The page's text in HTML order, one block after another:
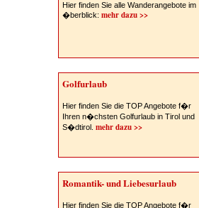
Hier finden Sie alle Wanderangebote im
�berblick: mehr dazu >>
Golfurlaub
Hier finden Sie die TOP Angebote f�r
Ihren n�chsten Golfurlaub in Tirol und
S�dtirol. mehr dazu >>
Romantik- und Liebesurlaub
Hier finden Sie die TOP Angebote f�r